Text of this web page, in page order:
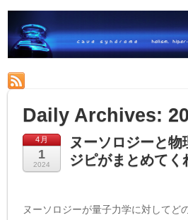
Daily Archives:
4月
1
2024
ヌーソロジーと物
ジピがまとめてく
ヌーソロジーが量子力学に対してど